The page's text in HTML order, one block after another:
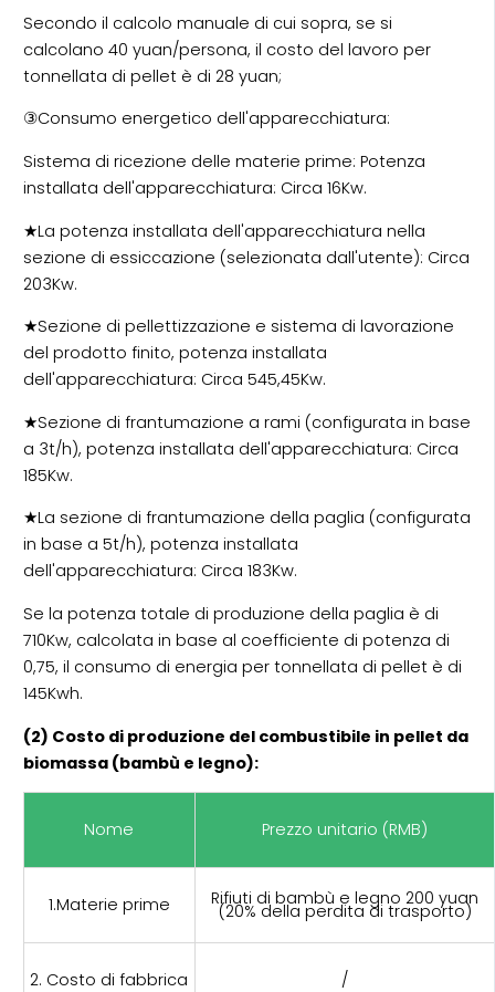
Secondo il calcolo manuale di cui sopra, se si
calcolano 40 yuan/persona, il costo del lavoro per
tonnellata di pellet è di 28 yuan;
③Consumo energetico dell'apparecchiatura:
Sistema di ricezione delle materie prime: Potenza
installata dell'apparecchiatura: Circa 16Kw.
★La potenza installata dell'apparecchiatura nella
sezione di essiccazione (selezionata dall'utente): Circa
203Kw.
★Sezione di pellettizzazione e sistema di lavorazione
del prodotto finito, potenza installata
dell'apparecchiatura: Circa 545,45Kw.
★Sezione di frantumazione a rami (configurata in base
a 3t/h), potenza installata dell'apparecchiatura: Circa
185Kw.
★La sezione di frantumazione della paglia (configurata
in base a 5t/h), potenza installata
dell'apparecchiatura: Circa 183Kw.
Se la potenza totale di produzione della paglia è di
710Kw, calcolata in base al coefficiente di potenza di
0,75, il consumo di energia per tonnellata di pellet è di
145Kwh.
(2) Costo di produzione del combustibile in pellet da
biomassa (bambù e legno):
Nome Prezzo unitario (RMB)
1.Materie prime Rifiuti di bambù e legno 200 yuan
(20% della perdita di trasporto)
2. Costo di fabbrica /